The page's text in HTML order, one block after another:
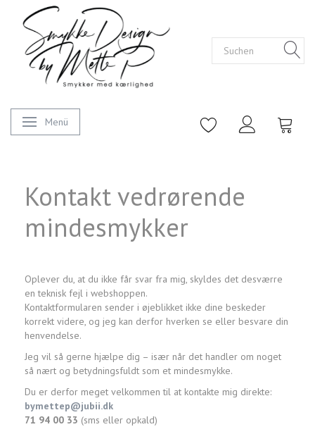
Anzeige ändern
Menü
Kontakt vedrørende
mindesmykker
Oplever du, at du ikke får svar fra mig, skyldes det desværre
en teknisk fejl i webshoppen.
Kontaktformularen sender i øjeblikket ikke dine beskeder
korrekt videre, og jeg kan derfor hverken se eller besvare din
henvendelse.
Jeg vil så gerne hjælpe dig – især når det handler om noget
så nært og betydningsfuldt som et mindesmykke.
Du er derfor meget velkommen til at kontakte mig direkte:
bymettep@jubii.dk
71 94 00 33 (sms eller opkald)